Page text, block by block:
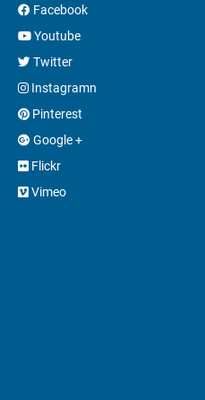
Facebook
Youtube
Twitter
Instagramn
Pinterest
Google +
Flickr
Vimeo